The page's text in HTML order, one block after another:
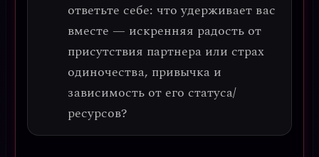
ответьте себе: что удерживает вас
вместе — искренняя радость от
присутствия партнера или страх
одиночества, привычка и
зависимость от его статуса/
ресурсов?